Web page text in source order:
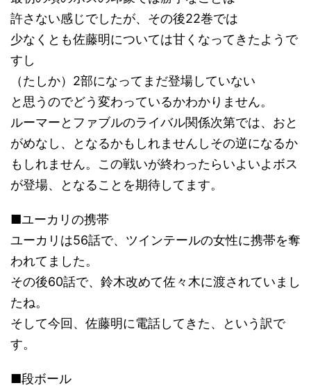
許さない感じでしたが、その後22巻では
少なくとも佐藤明については甘くなってきたようで
すし
（たしか）2部になってまだ登場していない
と思うのでどう変わっているかわかりません。
ルーマーとファブルのライバル関係次第では、おと
がめなし、となるかもしれませんしその逆になるか
もしれません。この戦いが終わったらいよいよボス
が登場、となることを期待してます。
■ユーカリの携帯
ユーカリは56話で、ツインテールの女性に携帯を奪
われてました。
その後60話で、鈴木改めて佐々木に渡されていまし
たね。
そして今回、佐藤明に電話してきた、という訳で
す。
■段ボール